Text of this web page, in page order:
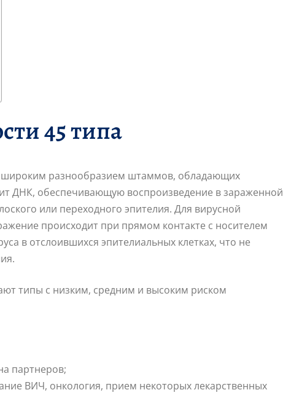
45 типа
широким разнообразием штаммов, обладающих
ДНК, обеспечивающую воспроизведение в зараженной
или переходного эпителия. Для вирусной
происходит при прямом контакте с носителем
в отслоившихся эпителиальных клетках, что не
типы с низким, средним и высоким риском
партнеров;
ВИЧ, онкология, прием некоторых лекарственных